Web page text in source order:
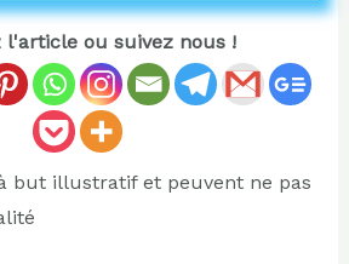
l'article ou suivez nous !
but illustratif et peuvent ne pas